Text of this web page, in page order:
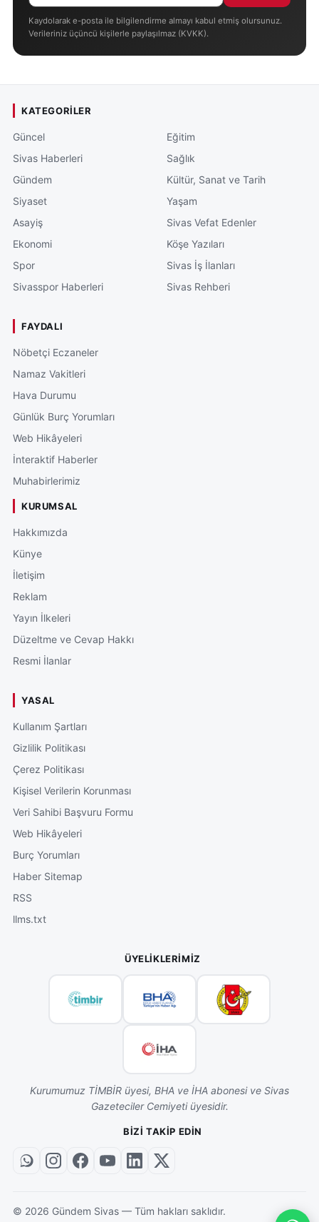
Kaydolarak e-posta ile bilgilendirme almayı kabul etmiş olursunuz.
Verileriniz üçüncü kişilerle paylaşılmaz (KVKK).
KATEGORILER
Güncel
Sivas Haberleri
Gündem
Siyaset
Asayiş
Ekonomi
Spor
Sivasspor Haberleri
Eğitim
Sağlık
Kültür, Sanat ve Tarih
Yaşam
Sivas Vefat Edenler
Köşe Yazıları
Sivas İş İlanları
Sivas Rehberi
FAYDALI
Nöbetçi Eczaneler
Namaz Vakitleri
Hava Durumu
Günlük Burç Yorumları
Web Hikâyeleri
İnteraktif Haberler
Muhabirlerimiz
KURUMSAL
Hakkımızda
Künye
İletişim
Reklam
Yayın İlkeleri
Düzeltme ve Cevap Hakkı
Resmi İlanlar
YASAL
Kullanım Şartları
Gizlilik Politikası
Çerez Politikası
Kişisel Verilerin Korunması
Veri Sahibi Başvuru Formu
Web Hikâyeleri
Burç Yorumları
Haber Sitemap
RSS
llms.txt
ÜYELIKLERIMIZ
Kurumumuz TİMBİR üyesi, BHA ve İHA abonesi ve Sivas
Gazeteciler Cemiyeti üyesidir.
BIZI TAKIP EDIN
© 2026 Gündem Sivas — Tüm hakları saklıdır.